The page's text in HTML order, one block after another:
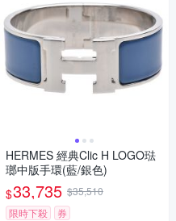
HERMES 經典Clic H LOGO琺
瑯中版手環(藍/銀色)
$33,735 $35,510
限時下殺
券